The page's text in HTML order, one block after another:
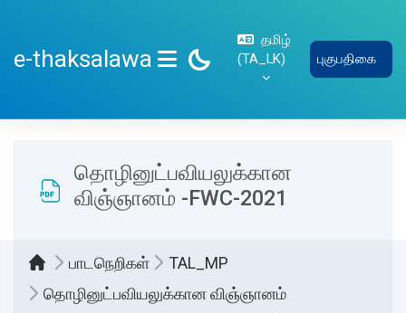
e-thaksalawa
SIDE PANEL
தமிழ்
‎(TA_LK)‎
புகுபதிகை
தொழினுட்பவியலுக்கான
விஞ்ஞானம் -FWC-2021
பாடநெறிகள்
TAL_MP
தொழினுட்பவியலுக்கான விஞ்ஞானம்